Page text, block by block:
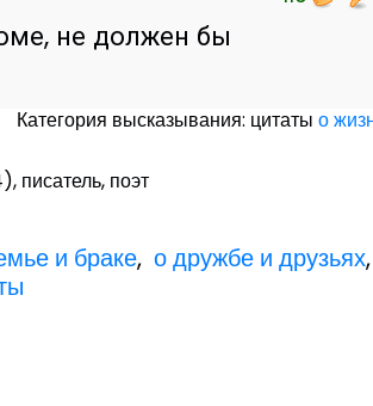
не должен бы
Категория высказывания: цитаты о
писатель, поэт
и браке,о дружбе и друзьях